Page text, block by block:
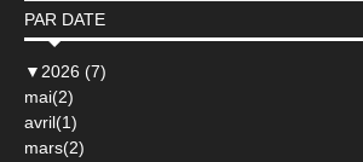
PAR DATE
▼ 2026 (7)
mai(2)
avril(1)
mars(2)